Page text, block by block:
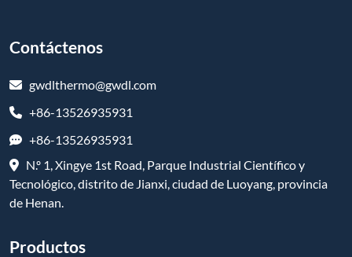
Contáctenos
gwdlthermo@gwdl.com
+86-13526935931
+86-13526935931
N.º 1, Xingye 1st Road, Parque Industrial Científico y
Tecnológico, distrito de Jianxi, ciudad de Luoyang, provincia
de Henan.
Productos